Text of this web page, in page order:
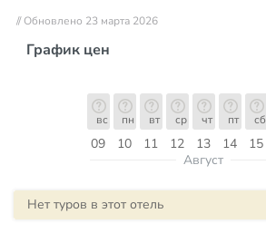
// Обновлено 23 марта 2026
График цен
09
вс
10
пн
11
вт
12
ср
13
чт
14
пт
15
сб
Август
Нет туров в этот отель